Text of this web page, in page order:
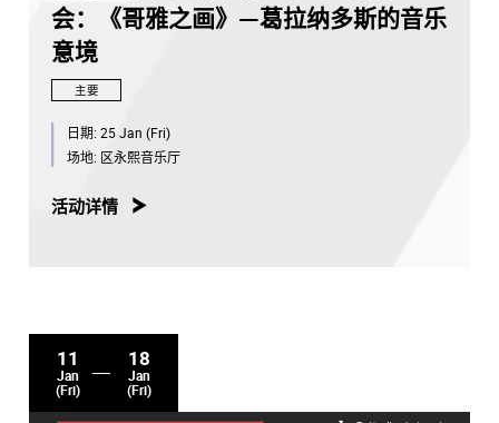
会：《哥雅之画》—葛拉纳多斯的音乐
意境
主要
日期: 25 Jan (Fri)
场地: 区永熙音乐厅
活动详情
11
Jan
(Fri)
18
Jan
(Fri)